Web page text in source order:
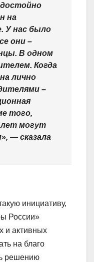
достойно
на
У нас было
они –
В одном
Когда
лично
–
того,
могут
— сказала
инициативу,
России»
и активных
на благо
решению